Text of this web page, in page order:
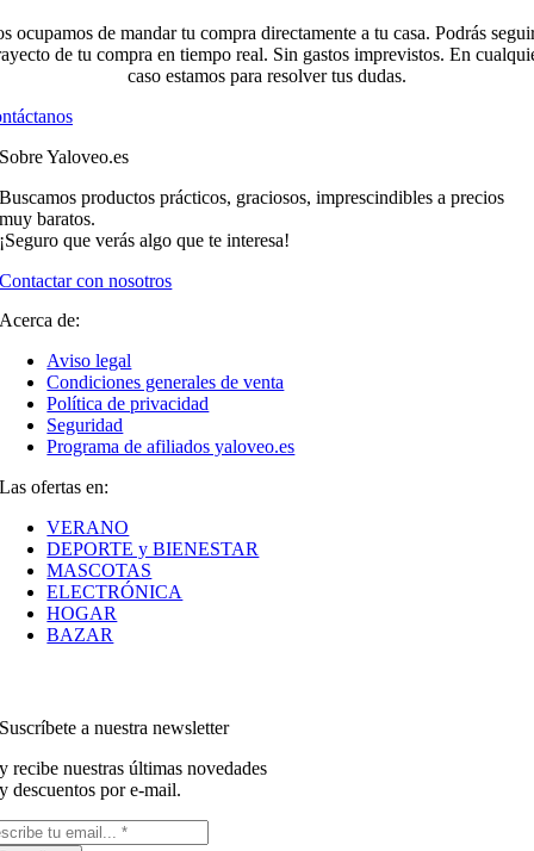
ocupamos de mandar tu compra directamente a tu casa. Podrás
de tu compra en tiempo real. Sin gastos imprevistos. En
caso estamos para resolver tus dudas.
Sobre Yaloveo.es
Buscamos productos prácticos, graciosos, imprescindibles a precios
muy baratos.
¡Seguro que verás algo que te interesa!
Contactar con nosotros
Acerca de:
Aviso legal
Condiciones generales de venta
Política de privacidad
Seguridad
Programa de afiliados yaloveo.es
Las ofertas en:
VERANO
DEPORTE y BIENESTAR
MASCOTAS
ELECTRÓNICA
HOGAR
BAZAR
Suscríbete a nuestra newsletter
y recibe nuestras últimas novedades
y descuentos por e-mail.